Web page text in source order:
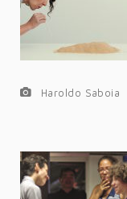
Haroldo Saboia